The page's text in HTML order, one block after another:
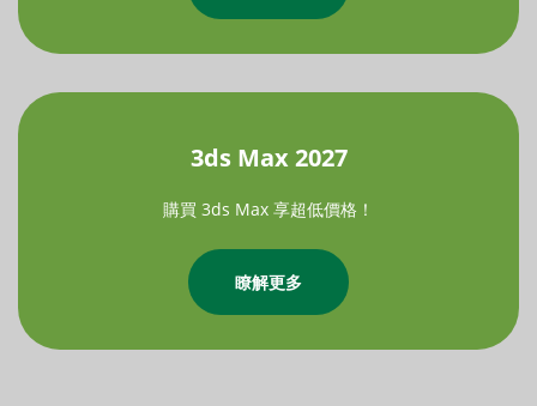
3ds Max 2027
購買 3ds Max 享超低價格！
瞭解更多